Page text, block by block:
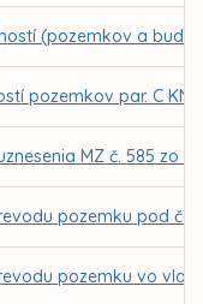
(pozemkov a
pozemkov par. C KN
MZ č. 585 zo
pozemku pod
pozemku vo